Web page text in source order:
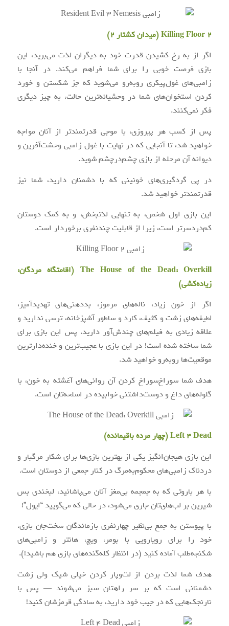
Killing Floor 2 (میدان کشتار ۲)
اگر از به رخ کشیدن قدرت خود به دیگران لذت می‌برید، این
بازی فرصت خوبی را برای شما فراهم می‌کند. در آنجا با
زامبی‌های غول‌پیکری روبه‌رو می‌شوید که جز شکستن و خورد
کردن استخوان‌های شما در وحشیانه‌ترین حالت، به چیز دیگری
فکر نمی‌کنند.
پس از کسب هر پیروزی، با موجی قدرتمندتر از آنان مواجه
خواهید شد، تا آنجایی که در نهایت با غول زامبی وحشت‌آفرین و
دیوانه آن مرحله از بازی چشم‌درچشم شوید.
در پی گردگیری‌های خونینی که با دشمنان دارید، شما نیز
قدرتمندتر خواهید شد.
این بازی اول شخص، به تنهایی لذتبخش، و به کمک دوستان
کم‌دردسرتر است، زیرا از قابلیت چندنفری برخوردار است.
The House of the Dead: Overkill (اقامتگاه مردگان:
زیاده‌کشی)
اگر از خون زیاد، ناله‌های مرموز، بددهنی‌های تهدیدآمیز،
لطیفه‌های زشت و کثیف، کارد و ساطور آشپزخانه، ترسی ندارید و
علاقه زیادی به فیلم‌های چندش‌آور دارید، پس این بازی برای
شما ساخته شده است! در این بازی با عجیب‌ترین و خنده‌دارترین
موقعیت‌ها روبه‌رو خواهید شد.
هدف شما سوراخ‌سوراخ کردن آن روانی‌های آغشته به خون، با
گلوله‌های داغ و دوست‌داشتنی خوابیده در اسلحه‌تان است.
Left 4 Dead (چهار مرده باقیمانده)
این بازی هیجان‌انگیز یکی از بهترین بازی‌ها برای شکار مرگبار و
دردناک زامبی‌های محکوم‌به‌مرگ در کنار جمعی از دوستان است.
با هر باروتی که به جمجمه بی‌‌مغز آنان می‌پاشانید، لبخندی بس
شیرین بر لب‌های‌تان جاری می‌شود، در حالی که می‌گویید “ایول”!
با پیوستن به جمع بی‌نظیر چهارنفری بازماندگان سخت‌جان بازی،
خود را برای رویارویی با بومر، ویچ، هانتر و زامبی‌های
شکنجه‌طلب آماده کنید (در انتظار کله‌گنده‌های بازی هم باشید!).
هدف شما لذت بردن از لت‌وپار کردن خیلی شیک ولی زشت
دشمنانی است که بر سر راهتان سبز می‌شوند — پس با
نارنجک‌هایی که در جیب خود دارید، به سادگی قرمزشان کنید!